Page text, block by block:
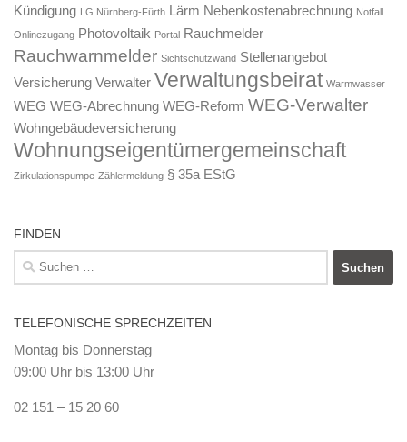
Kündigung LG Nürnberg-Fürth Lärm Nebenkostenabrechnung Notfall
Onlinezugang Photovoltaik Portal Rauchmelder
Rauchwarnmelder Sichtschutzwand Stellenangebot
Versicherung Verwalter Verwaltungsbeirat Warmwasser
WEG WEG-Abrechnung WEG-Reform WEG-Verwalter
Wohngebäudeversicherung
Wohnungseigentümergemeinschaft
Zirkulationspumpe Zählermeldung § 35a EStG
FINDEN
Suchen
nach:
TELEFONISCHE SPRECHZEITEN
Montag bis Donnerstag
09:00 Uhr bis 13:00 Uhr
02 151 – 15 20 60